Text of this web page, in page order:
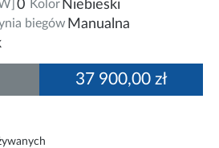
0 Kolor Niebieski
biegów Manualna
37 900,00 zł